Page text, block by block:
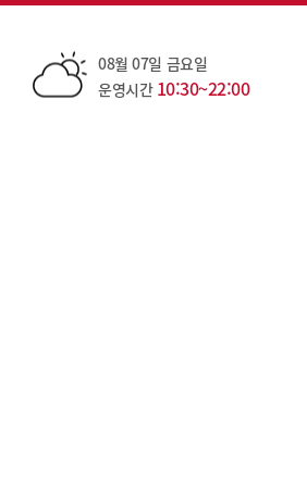
08월 07일 금요일
운영시간 10:30~22:00